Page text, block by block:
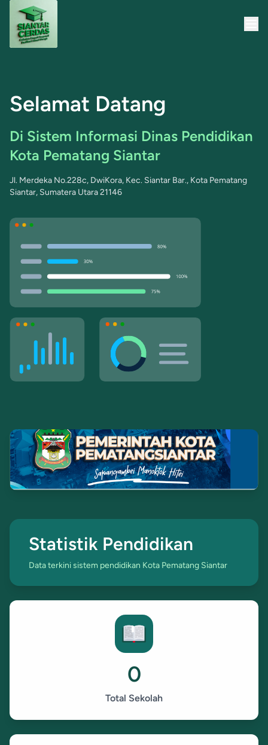
Selamat Datang
Di Sistem Informasi Dinas Pendidikan
Kota Pematang Siantar
Jl. Merdeka No.228c, DwiKora, Kec. Siantar Bar., Kota Pematang
Siantar, Sumatera Utara 21146
Statistik Pendidikan
Data terkini sistem pendidikan Kota Pematang Siantar
0
Total Sekolah